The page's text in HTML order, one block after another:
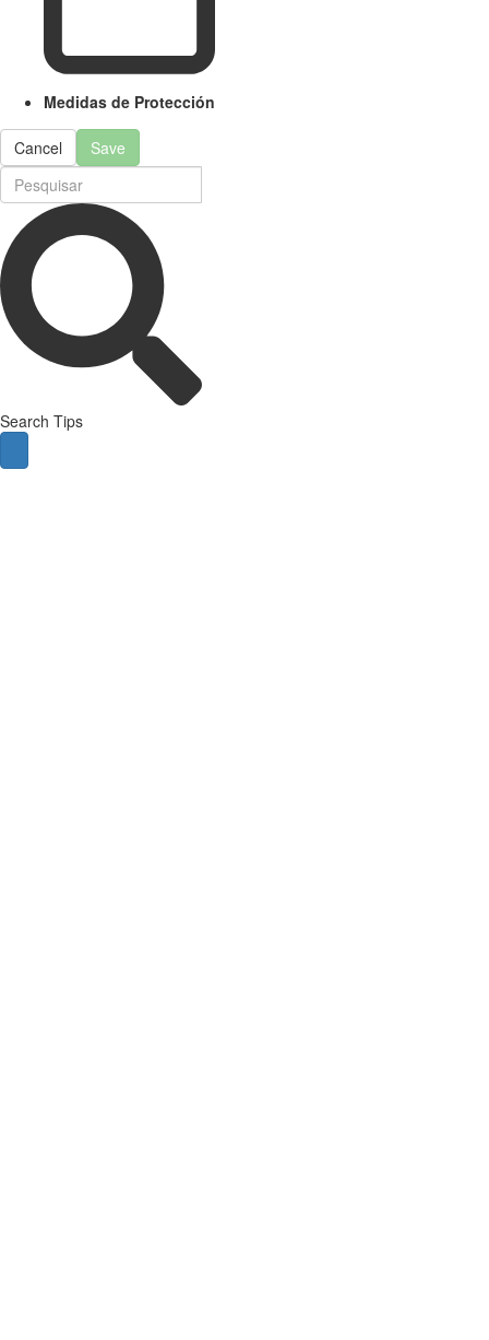
Medidas de Protección
Cancel Save
Search Tips